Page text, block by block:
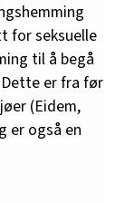
for seksuelle
til å begå
er fra før
(Eidem,
er også en